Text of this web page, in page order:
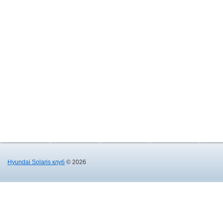
Hyundai Solaris клуб © 2026